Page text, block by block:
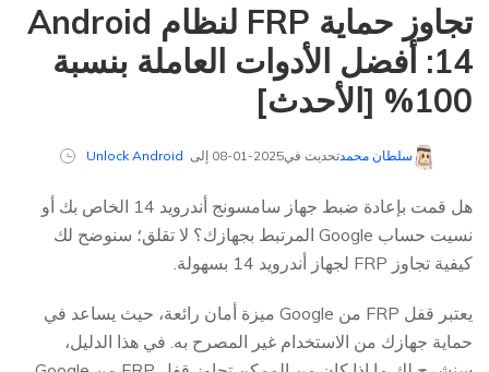
تجاوز حماية FRP لنظام Android
14: أفضل الأدوات العاملة بنسبة
100% [الأحدث]
سلطان محمدتحديث في2025-01-08 إلى Unlock Android
هل قمت بإعادة ضبط جهاز سامسونج أندرويد 14 الخاص بك أو
نسيت حساب Google المرتبط بجهازك؟ لا تقلق؛ سنوضح لك
كيفية تجاوز FRP لجهاز أندرويد 14 بسهولة.
يعتبر قفل FRP من Google ميزة أمان رائعة، حيث يساعد في
حماية جهازك من الاستخدام غير المصرح به. في هذا الدليل،